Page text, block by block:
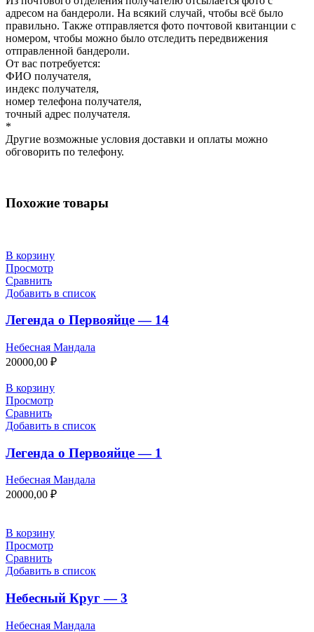
адресом на бандероли. На всякий случай, чтобы всё было
правильно. Также отправляется фото почтовой квитанции с
номером, чтобы можно было отследить передвижения
отправленной бандероли.
От вас потребуется:
ФИО получателя,
индекс получателя,
номер телефона получателя,
точный адрес получателя.
*
Другие возможные условия доставки и оплаты можно
обговорить по телефону.
Похожие товары
В корзину
Просмотр
Сравнить
Добавить в список
Легенда о Первояйце — 14
Небесная Мандала
20000,00 ₽
В корзину
Просмотр
Сравнить
Добавить в список
Легенда о Первояйце — 1
Небесная Мандала
20000,00 ₽
В корзину
Просмотр
Сравнить
Добавить в список
Небесный Круг — 3
Небесная Мандала